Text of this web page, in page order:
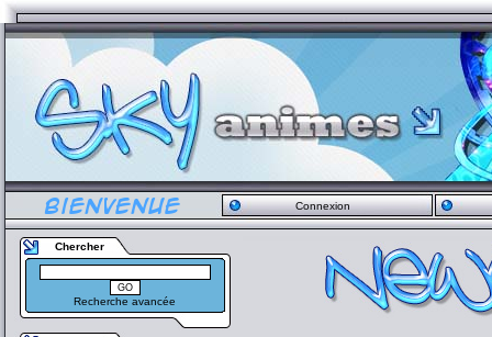
Connexion
Chercher
Recherche avancée